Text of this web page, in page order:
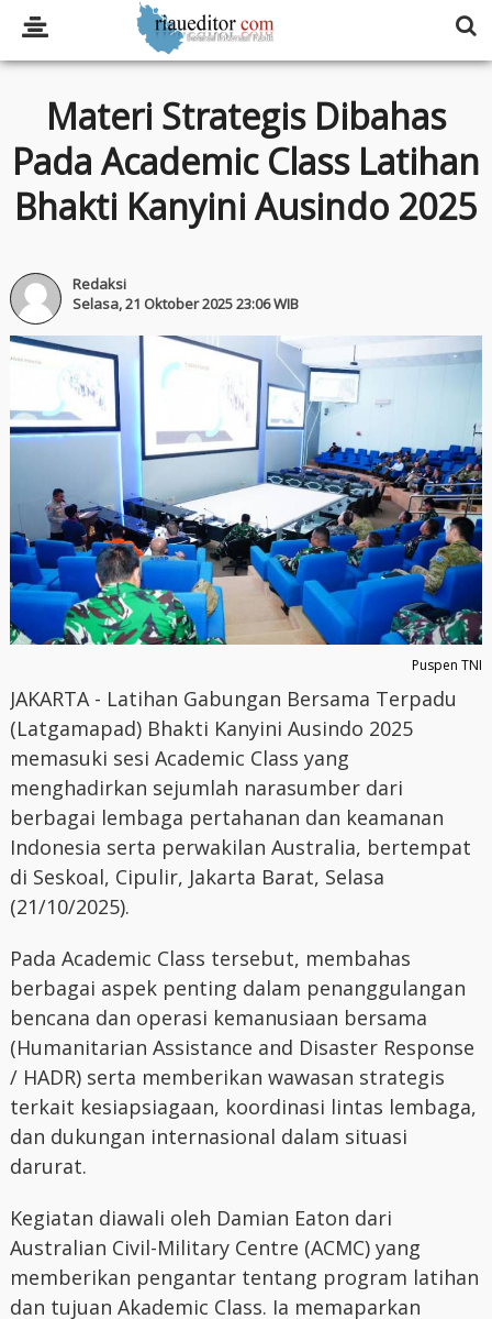
Materi Strategis Dibahas
Pada Academic Class Latihan
Bhakti Kanyini Ausindo 2025
Redaksi
Selasa, 21 Oktober 2025 23:06 WIB
Puspen TNI
JAKARTA - Latihan Gabungan Bersama Terpadu
(Latgamapad) Bhakti Kanyini Ausindo 2025
memasuki sesi Academic Class yang
menghadirkan sejumlah narasumber dari
berbagai lembaga pertahanan dan keamanan
Indonesia serta perwakilan Australia, bertempat
di Seskoal, Cipulir, Jakarta Barat, Selasa
(21/10/2025).
Pada Academic Class tersebut, membahas
berbagai aspek penting dalam penanggulangan
bencana dan operasi kemanusiaan bersama
(Humanitarian Assistance and Disaster Response
/ HADR) serta memberikan wawasan strategis
terkait kesiapsiagaan, koordinasi lintas lembaga,
dan dukungan internasional dalam situasi
darurat.
Kegiatan diawali oleh Damian Eaton dari
Australian Civil-Military Centre (ACMC) yang
memberikan pengantar tentang program latihan
dan tujuan Akademic Class. Ia memaparkan